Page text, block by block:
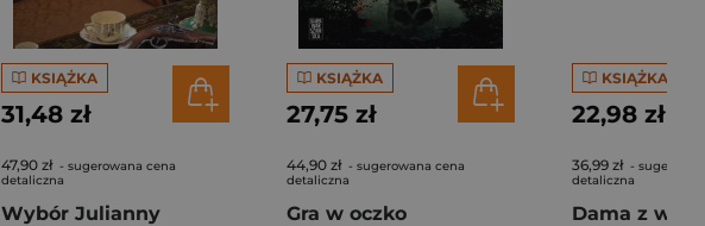
KSIĄŻKA
31,48 zł
47,90 zł - sugerowana cena
detaliczna
Wybór Julianny
KSIĄŻKA
27,75 zł
44,90 zł - sugerowana cena
detaliczna
Gra w oczko
KSIĄŻKA
22,98 zł
36,99 zł -
detaliczna
Dama z